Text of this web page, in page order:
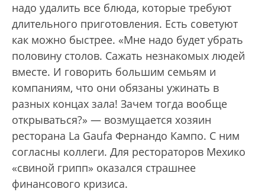
надо удалить все блюда, которые требуют
длительного приготовления. Есть советуют
как можно быстрее. «Мне надо будет убрать
половину столов. Сажать незнакомых людей
вместе. И говорить большим семьям и
компаниям, что они обязаны ужинать в
разных концах зала! Зачем тогда вообще
открываться?» — возмущается хозяин
ресторана La Gaufa Фернандо Кампо. С ним
согласны коллеги. Для рестораторов Мехико
«свиной грипп» оказался страшнее
финансового кризиса.